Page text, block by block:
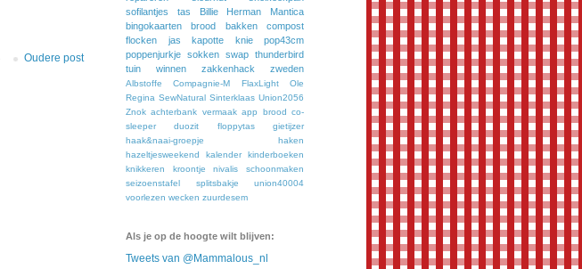
Oudere post
sofilantjes
tas Billie Herman
Mantica
bingokaarten
brood bakken
compost
flocken
jas kapotte knie
pop43cm
poppenjurkje sokken swap thunderbird
tuin
winnen zakkenhack zweden
Albstoffe Compagnie-M FlaxLight
Ole
Regina SewNatural Sinterklaas Union2056
Znok achterbank vermaak app brood co-
sleeper
duozit floppytas
gietijzer
haak&naai-groepje
haken
hazeltjesweekend
kalender
kinderboeken
knikkeren
kroontje nivalis
schoonmaken
seizoenstafel
splitsbakje
union40004
voorlezen wecken zuurdesem
Als je op de hoogte wilt blijven:
Tweets van @Mammalous_nl